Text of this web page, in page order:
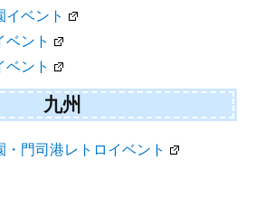
イベント
ベント
ベント
九州
・門司港レトロイベント